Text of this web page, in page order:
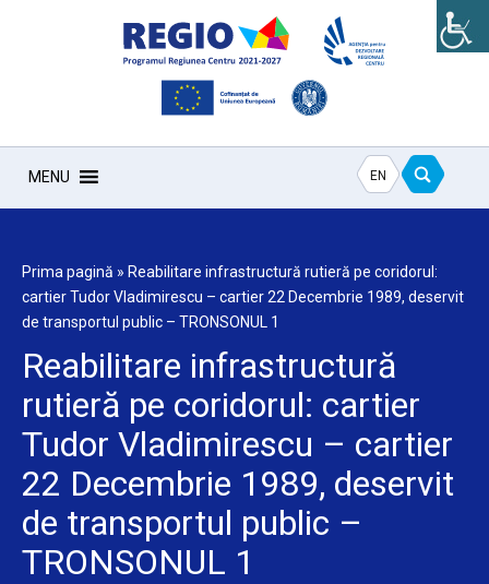
MENU EN
Prima pagină » Reabilitare infrastructură rutieră pe coridorul:
cartier Tudor Vladimirescu – cartier 22 Decembrie 1989, deservit
de transportul public – TRONSONUL 1
Reabilitare infrastructură
rutieră pe coridorul: cartier
Tudor Vladimirescu – cartier
22 Decembrie 1989, deservit
de transportul public –
TRONSONUL 1